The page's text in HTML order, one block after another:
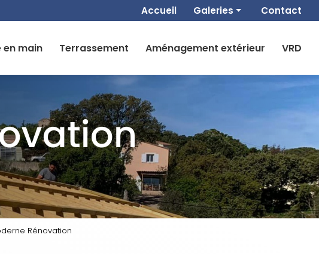
Accueil
Galeries
Maison clé en main
Contact
en main Terrassement Aménagement extérieur VRD
Rénovation